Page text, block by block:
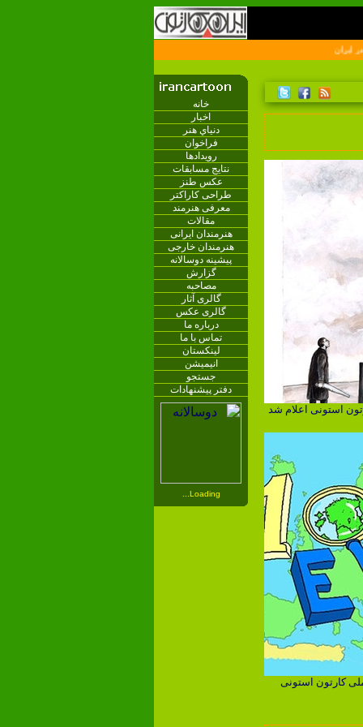
خانه
اخبار
دنياي هنر
فراخوان
رویدادها
نتایج مسابقات
عکس طنز
طراحی کاراکتر
معرفی هنرمند
مقالات
هنرمندان ایرانی
هنرمندان خارجی
پیشینه دوسالانه
گزارش
مصاحبه
گالری آثار
گالری عکس
درباره ما
تماس با ما
لینکستان
انیمیشن
جستجو
دفتر پیشنهادات
Loading...